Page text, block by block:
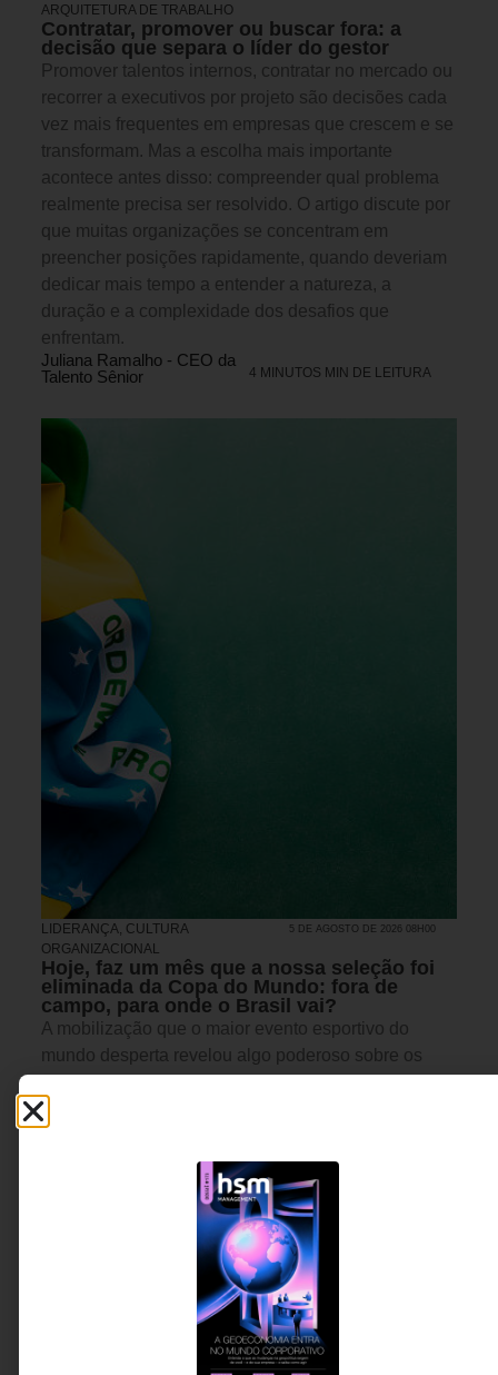
ARQUITETURA DE TRABALHO
Contratar, promover ou buscar fora: a
decisão que separa o líder do gestor
Promover talentos internos, contratar no mercado ou
recorrer a executivos por projeto são decisões cada
vez mais frequentes em empresas que crescem e se
transformam. Mas a escolha mais importante
acontece antes disso: compreender qual problema
realmente precisa ser resolvido. O artigo discute por
que muitas organizações se concentram em
preencher posições rapidamente, quando deveriam
dedicar mais tempo a entender a natureza, a
duração e a complexidade dos desafios que
enfrentam.
Juliana Ramalho - CEO da
Talento Sênior
4 MINUTOS MIN DE LEITURA
LIDERANÇA CULTURA
ORGANIZACIONAL
5 DE AGOSTO DE 2026 08H00
Hoje, faz um mês que a nossa seleção foi
eliminada da Copa do Mundo: fora de
campo, para onde o Brasil vai?
A mobilização que o maior evento esportivo do
mundo desperta revelou algo poderoso sobre os
de um objetivo comum. Mas por que essa mesma
Laura Jane Pereira de
Souza - Administradora de
empresas, consultora e
8 MINUTOS MIN DE LEITURA